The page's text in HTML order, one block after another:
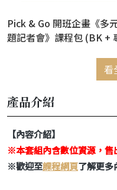
Pick & Go 開班企畫《多
題記者會》課程包 (BK +
看
產品介紹
【內容介紹】
※本套組內含數位資源，售
※歡迎至課程網頁了解更多